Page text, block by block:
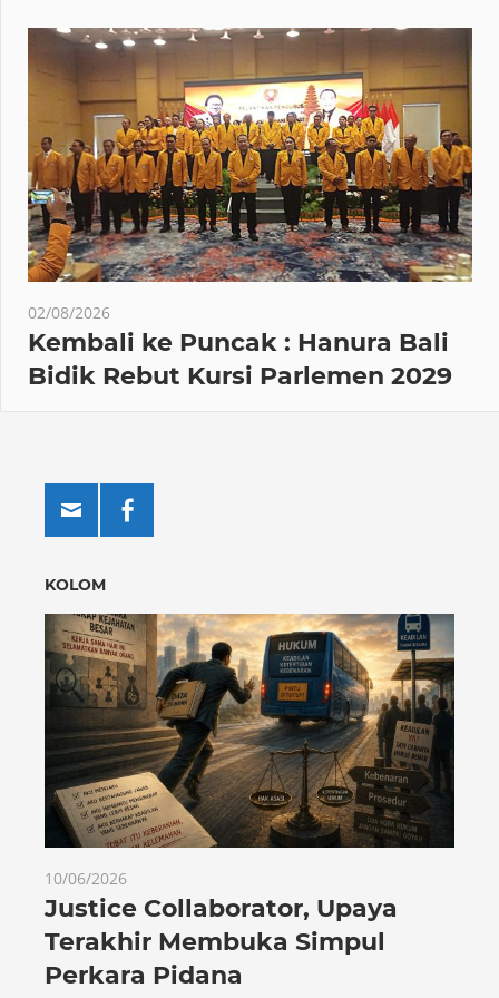
02/08/2026
Kembali ke Puncak : Hanura Bali
Bidik Rebut Kursi Parlemen 2029
KOLOM
10/06/2026
Justice Collaborator, Upaya
Terakhir Membuka Simpul
Perkara Pidana